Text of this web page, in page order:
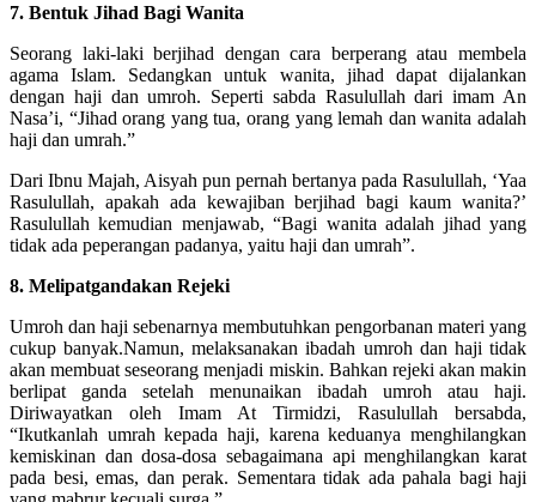
7. Bentuk Jihad Bagi Wanita
Seorang laki-laki berjihad dengan cara berperang atau membela
agama Islam. Sedangkan untuk wanita, jihad dapat dijalankan
dengan haji dan umroh. Seperti sabda Rasulullah dari imam An
Nasa’i, “Jihad orang yang tua, orang yang lemah dan wanita adalah
haji dan umrah.”
Dari Ibnu Majah, Aisyah pun pernah bertanya pada Rasulullah, ‘Yaa
Rasulullah, apakah ada kewajiban berjihad bagi kaum wanita?’
Rasulullah kemudian menjawab, “Bagi wanita adalah jihad yang
tidak ada peperangan padanya, yaitu haji dan umrah”.
8. Melipatgandakan Rejeki
Umroh dan haji sebenarnya membutuhkan pengorbanan materi yang
cukup banyak.Namun, melaksanakan ibadah umroh dan haji tidak
akan membuat seseorang menjadi miskin. Bahkan rejeki akan makin
berlipat ganda setelah menunaikan ibadah umroh atau haji.
Diriwayatkan oleh Imam At Tirmidzi, Rasulullah bersabda,
“Ikutkanlah umrah kepada haji, karena keduanya menghilangkan
kemiskinan dan dosa-dosa sebagaimana api menghilangkan karat
pada besi, emas, dan perak. Sementara tidak ada pahala bagi haji